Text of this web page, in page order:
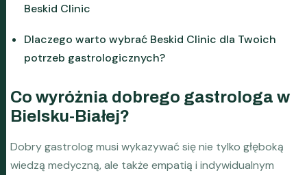
Beskid Clinic
Dlaczego warto wybrać Beskid Clinic dla Twoich
potrzeb gastrologicznych?
Co wyróżnia dobrego gastrologa w
Bielsku-Białej?
Dobry gastrolog musi wykazywać się nie tylko głęboką
wiedzą medyczną, ale także empatią i indywidualnym